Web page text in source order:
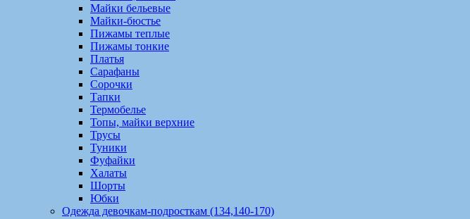
Майки бельевые
Майки-бюстье
Пижамы теплые
Пижамы тонкие
Платья
Сарафаны
Сорочки
Тапки
Термобелье
Топы, майки верхние
Трусы
Туники
Фуфайки
Халаты
Шорты
Юбки
Одежда девочкам-подросткам (134,140-170)